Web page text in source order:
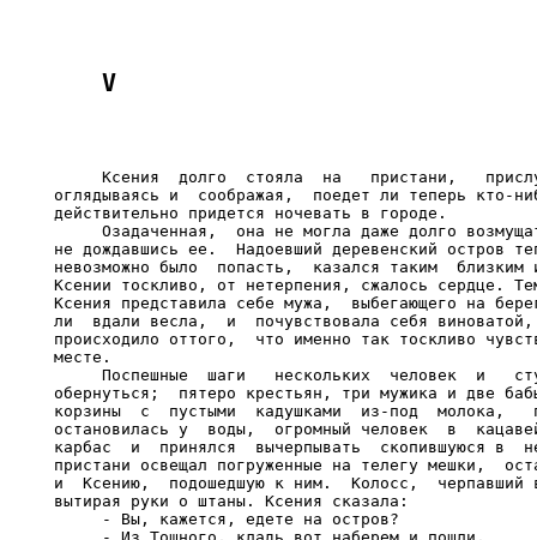
Ксения  долго  стояла  на   пристани,
оглядываясь и  соображая,  поедет ли теперь кто-
действительно придется ночевать в городе.
Озадаченная,  она не могла даже долго
не дождавшись ее.  Надоевший деревенский остров
невозможно было  попасть,  казался таким
Ксении тоскливо, от нетерпения, сжалось сердце.
Ксения представила себе мужа,  выбегающего на
ли  вдали весла,  и  почувствовала себя
происходило оттого,  что именно так тоскливо
месте.
Поспешные  шаги   нескольких  человек  и
обернуться;  пятеро крестьян, три мужика и две
корзины  с  пустыми  кадушками  из-под  молока,
остановилась у  воды,  огромный человек  в
карбас  и  принялся  вычерпывать  скопившуюся в
пристани освещал погруженные на телегу мешки,
и  Ксению,  подошедшую к ним.  Колосс,  черпавший
вытирая руки о штаны. Ксения сказала:
     - Вы, кажется, едете на остров?